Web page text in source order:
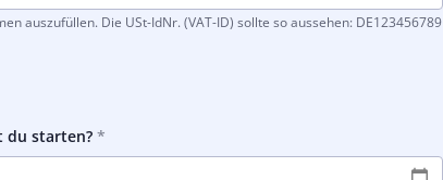
auszufüllen. Die USt-IdNr. (VAT-ID) sollte so aussehen: DE123456789
du starten?